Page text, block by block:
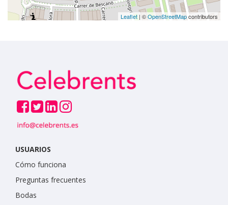
Leaflet | ©OpenStreetMapcontributors
USUARIOS
Cómo funciona
Preguntas frecuentes
Bodas